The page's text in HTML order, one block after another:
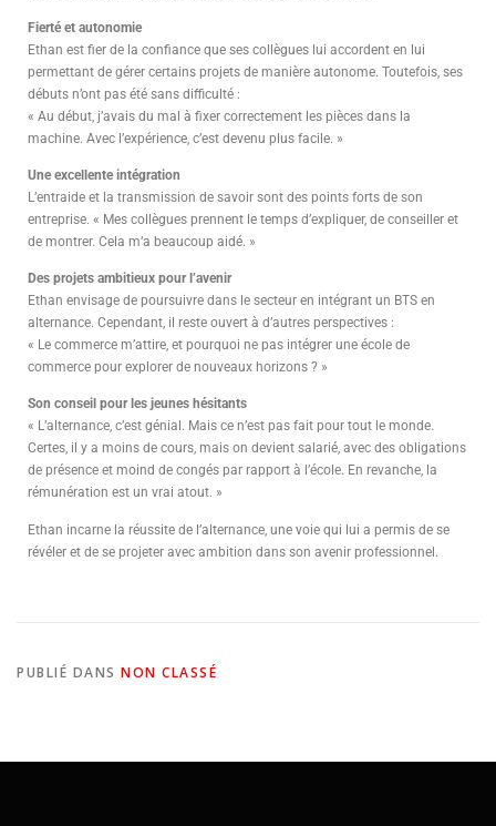
Fierté et autonomie
Ethan est fier de la confiance que ses collègues lui accordent en lui
permettant de gérer certains projets de manière autonome. Toutefois, ses
débuts n’ont pas été sans difficulté :
« Au début, j’avais du mal à fixer correctement les pièces dans la
machine. Avec l’expérience, c’est devenu plus facile. »
Une excellente intégration
L’entraide et la transmission de savoir sont des points forts de son
entreprise. « Mes collègues prennent le temps d’expliquer, de conseiller et
de montrer. Cela m’a beaucoup aidé. »
Des projets ambitieux pour l’avenir
Ethan envisage de poursuivre dans le secteur en intégrant un BTS en
alternance. Cependant, il reste ouvert à d’autres perspectives :
« Le commerce m’attire, et pourquoi ne pas intégrer une école de
commerce pour explorer de nouveaux horizons ? »
Son conseil pour les jeunes hésitants
« L’alternance, c’est génial. Mais ce n’est pas fait pour tout le monde.
Certes, il y a moins de cours, mais on devient salarié, avec des obligations
de présence et moind de congés par rapport à l’école. En revanche, la
rémunération est un vrai atout. »
Ethan incarne la réussite de l’alternance, une voie qui lui a permis de se
révéler et de se projeter avec ambition dans son avenir professionnel.
PUBLIÉ DANS NON CLASSÉ